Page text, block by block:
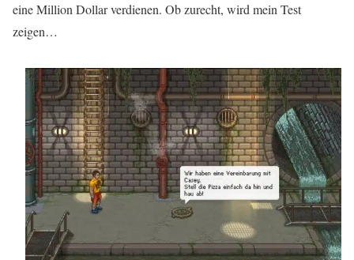
eine Million Dollar verdienen. Ob zurecht, wird mein Test
zeigen…